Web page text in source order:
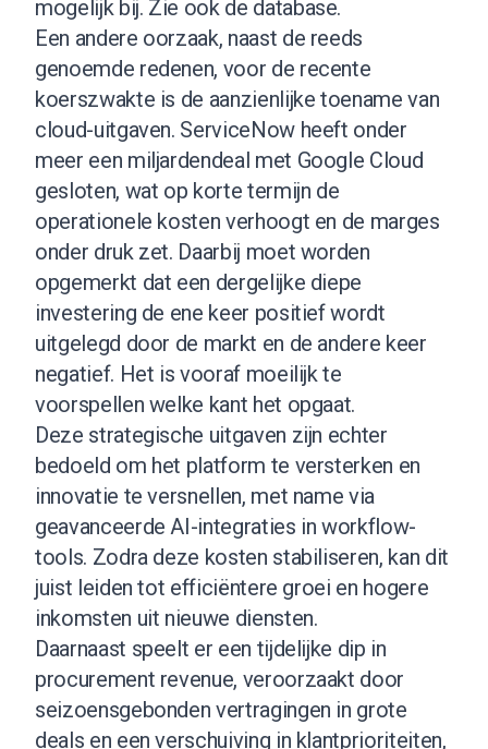
mogelijk bij. Zie ook de database.
Een andere oorzaak, naast de reeds
genoemde redenen, voor de recente
koerszwakte is de aanzienlijke toename van
cloud-uitgaven. ServiceNow heeft onder
meer een miljardendeal met Google Cloud
gesloten, wat op korte termijn de
operationele kosten verhoogt en de marges
onder druk zet. Daarbij moet worden
opgemerkt dat een dergelijke diepe
investering de ene keer positief wordt
uitgelegd door de markt en de andere keer
negatief. Het is vooraf moeilijk te
voorspellen welke kant het opgaat.
Deze strategische uitgaven zijn echter
bedoeld om het platform te versterken en
innovatie te versnellen, met name via
geavanceerde AI-integraties in workflow-
tools. Zodra deze kosten stabiliseren, kan dit
juist leiden tot efficiëntere groei en hogere
inkomsten uit nieuwe diensten.
Daarnaast speelt er een tijdelijke dip in
procurement revenue, veroorzaakt door
seizoensgebonden vertragingen in grote
deals en een verschuiving in klantprioriteiten,